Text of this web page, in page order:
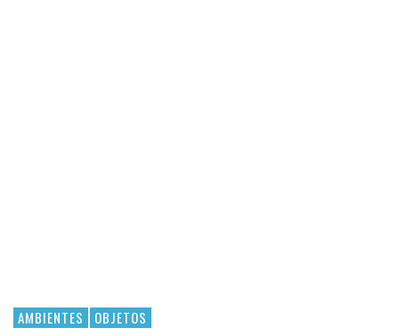
AMBIENTES OBJETOS